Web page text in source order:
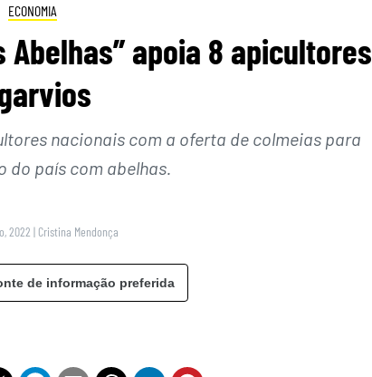
ECONOMIA
Abelhas” apoia 8 apicultores
nacionais com a oferta de colmeias para
do país com abelhas.
2022 | Cristina Mendonça
de informação preferida